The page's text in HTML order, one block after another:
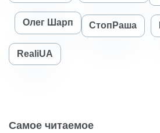
Олег Шарп СтопРаша
RealiUA
Самое читаемое